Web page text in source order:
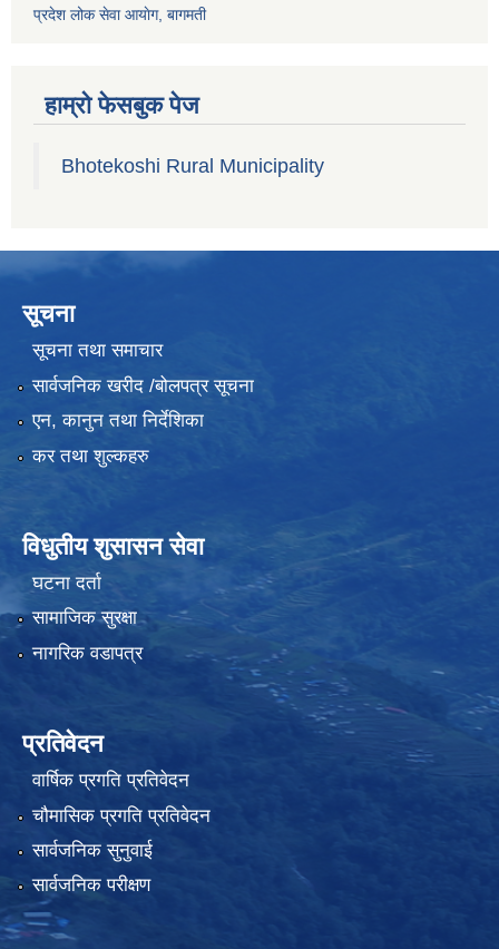
प्रदेश लोक सेवा आयाेग, बागमती
हाम्रो फेसबुक पेज
Bhotekoshi Rural Municipality
सूचना
सूचना तथा समाचार
सार्वजनिक खरीद /बोलपत्र सूचना
एन, कानुन तथा निर्देशिका
कर तथा शुल्कहरु
विधुतीय शुसासन सेवा
घटना दर्ता
सामाजिक सुरक्षा
नागरिक वडापत्र
प्रतिवेदन
वार्षिक प्रगति प्रतिवेदन
चौमासिक प्रगति प्रतिवेदन
सार्वजनिक सुनुवाई
सार्वजनिक परीक्षण